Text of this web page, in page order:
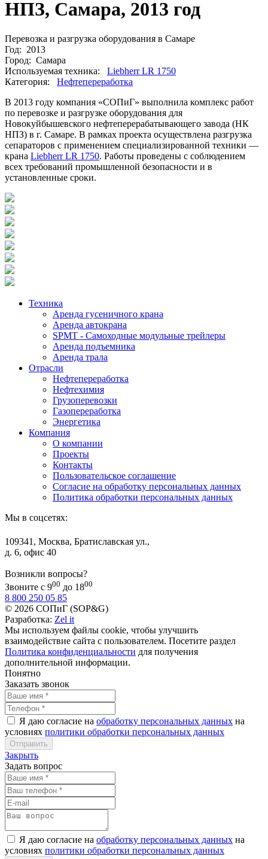
НПЗ, Самара, 2013 год
Перевозка и разгрузка оборудования в Самаре
Год: 2013
Город: Самара
Используемая техника: Liebherr LR 1750
Категория: Нефтепереработка
В 2013 году компания «СОПиГ» выполнила комплекс работ
по перевозке и разгрузке оборудования для
Новокуйбышевского нефтеперерабатывающего завода (НК
НПЗ) в г. Самаре. В рамках проекта осуществлена разгрузка
сепараторов с применением специализированной техники —
крана Liebherr LR 1750. Работы проведены с соблюдением
всех требований промышленной безопасности и в
установленные сроки.
Техника
Аренда гусеничного крана
Аренда автокрана
SPMT - Самоходные модульные трейлеры
Аренда подъемника
Аренда трала
Отрасли
Нефтепереработка
Нефтехимия
Грузоперевозки
Газопереработка
Энергетика
Компания
О компании
Проекты
Контакты
Пользовательское соглашение
Согласие на обработку персональных данных
Политика обработки персональных данных
Мы в соцсетях:
109341, Москва, Братиславская ул.,
д. 6, офис 40
Возникли вопросы?
Звоните с 900 до 1800
8 800 250 05 85
© 2026 СОПиГ (SOP&G)
Разработка: Zel it
Мы используем файлы cookie, чтобы улучшить
взаимодействие сайта с пользователем. Посетите раздел
Политика конфиденциальности для получения
дополнительной информации.
Понятно
Заказать звонок
Я даю согласие на обработку персональных данных на
условиях политики обработки персональных данных
Закрыть
Задать вопрос
Я даю согласие на обработку персональных данных на
условиях политики обработки персональных данных